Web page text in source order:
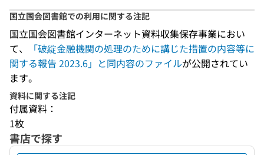
国立国会図書館での利用に関する注記
国立国会図書館インターネット資料収集保存事業におい
て、
「破綻金融機関の処理のために講じた措置の内容等に
関する報告 2023.6」と同内容のファイルが公開されてい
ます。
資料に関する注記
付属資料：
1枚
書店で探す